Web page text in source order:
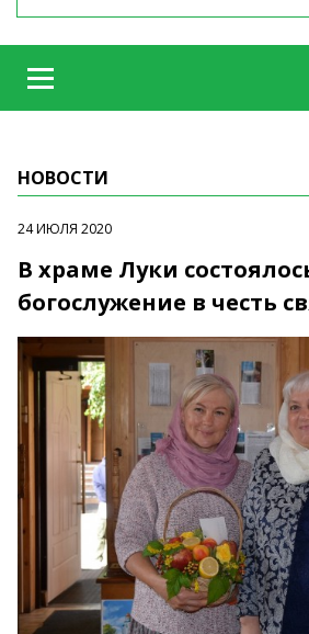
НОВОСТИ
24 ИЮЛЯ 2020
В храме Луки
богослужение в честь